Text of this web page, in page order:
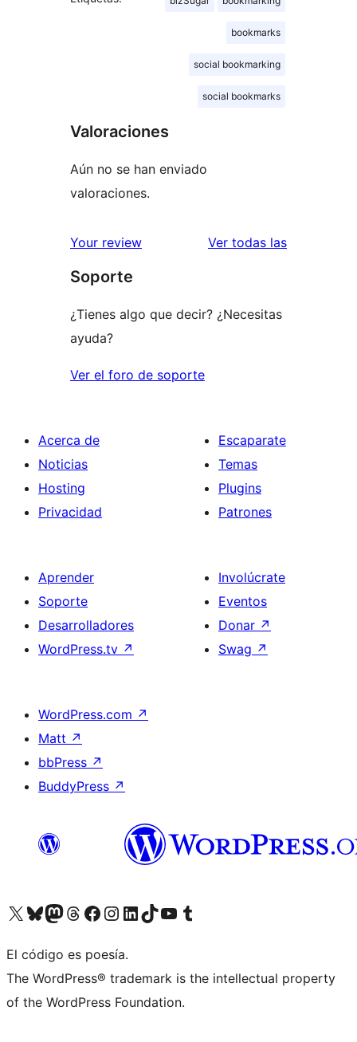
bookmarks
social bookmarking
social bookmarks
Valoraciones
Aún no se han enviado
valoraciones.
Your review Ver todas las
Soporte
¿Tienes algo que decir? ¿Necesitas
ayuda?
Ver el foro de soporte
Acerca de
Noticias
Hosting
Privacidad
Escaparate
Temas
Plugins
Patrones
Aprender
Soporte
Desarrolladores
WordPress.tv ↗
Involúcrate
Eventos
Donar ↗
Swag ↗
WordPress.com ↗
Matt ↗
bbPress ↗
BuddyPress ↗
Visita nuestra cuenta de X (anteriormente Twitter)
Visita nuestra cuenta de Bluesky
Visita nuestra cuenta de Mastodon
Visita nuestra cuenta de Threads
Visita nuestra página de Facebook
Visita nuestra cuenta de Instagram
Visita nuestra cuenta de LinkedIn
Visita nuestra cuenta de TikTok
Visita nuestro canal de YouTube
Visita nuestra cuenta de Tumblr
El código es poesía.
The WordPress® trademark is the intellectual property
of the WordPress Foundation.